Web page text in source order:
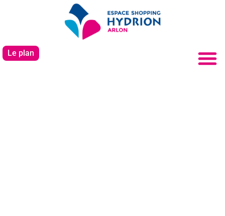
Le plan